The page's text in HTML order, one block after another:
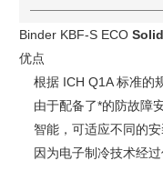
Binder KBF-S ECO
优点
根据 ICH Q1A 标准的
由于配备了*的防故障
智能，可适应不同的
因为电子制冷技术经